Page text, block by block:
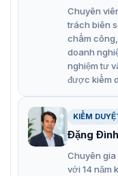
khác nhau, đặc biệt
công viên, biên giới
Ưu điểm
Camera Hikvision
tự động và nhanh
nhanh để so sánh
cơ thể. Cung cấp
cho phép bạn
Chuyên
trách biên
chấm
doanh
nghiệm tư
được kiểm
KIỂM
Đặng
Chuyên gia
với 14 năm